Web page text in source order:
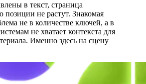
в текст, страница
позиции не растут. Знакомая
не в количестве ключей, а в
не хватает контекста для
Именно здесь на сцену